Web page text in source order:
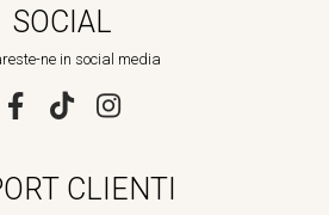
SOCIAL
ne in social media
CLIENTI